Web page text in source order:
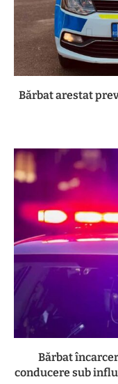
Bărbat arestat
Bărbat
conducere sub